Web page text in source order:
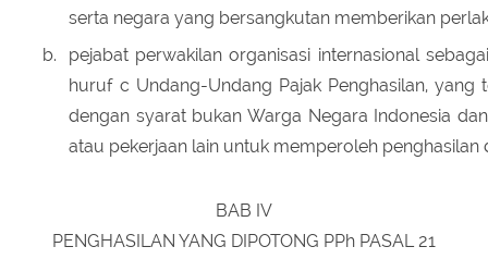
serta negara yang bersangkutan memberikan
b.
pejabat perwakilan organisasi internasional
huruf c Undang-Undang Pajak Penghasilan, yang
dengan syarat bukan Warga Negara Indonesia
atau pekerjaan lain untuk memperoleh penghasilan
BAB IV
PENGHASILAN YANG DIPOTONG PPh PASAL 21